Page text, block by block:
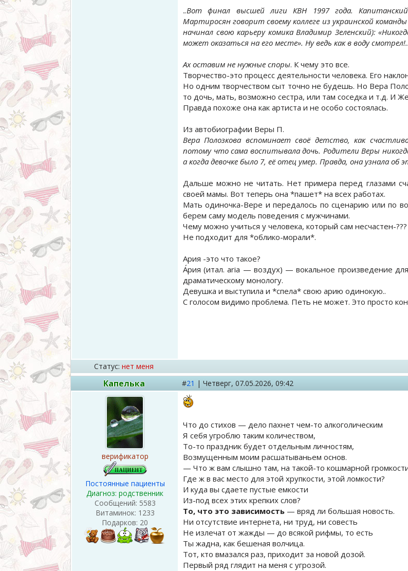
..Вот финал высшей лиги КВН 1997 года.
Мартиросян говорит своему коллеге из украинской
начинал свою карьеру комика Владимир Зеленский):
может оказаться на его месте». Ну ведь как в воду
Ах оставим не нужные споры. К чему это все.
Творчество-это процесс деятельности человека. Его
Но одним творчеством сыт точно не будешь. Но Вера
то дочь, мать, возможно сестра, или там соседка и т.д. И
Правда похоже она как артиста и не особо состоялась.
Из автобиографии Веры П.
Вера Полозкова вспоминает своё детство, как
потому что сама воспитывала дочь. Родители Веры
а когда девочке было 7, её отец умер. Правда, она узнала об
Дальше можно не читать. Нет примера перед глазами
своей мамы. Вот теперь она *пашет* на всех работах.
Мать одиночка-Вере и передалось по сценарию или по
берем саму модель поведения с мужчинами.
Чему можно учиться у человека, который сам несчастен-
Не подходит для *облико-морали*.
Ария -это что такое?
А́рия (итал. aria — воздух) — вокальное произведение
драматическому монологу.
Девушка и выступила и *спела* свою арию одинокую..
С голосом видимо проблема. Петь не может. Это просто
Статус: нет меня
Капелька #21 | Четверг, 07.05.2026, 09:42
верификатор
Постоянные пациенты
Диагноз: родственник
Сообщений: 5583
Витаминок: 1233
Подарков: 20
Что до стихов — дело пахнет чем-то алкоголическим
Я себя угроблю таким количеством,
То-то праздник будет отдельным личностям,
Возмущенным моим расшатываньем основ.
— Что ж вам слышно там, на такой-то кошмарной
Где ж в вас место для этой хрупкости, этой ломкости?
И куда вы сдаете пустые емкости
Из-под всех этих крепких слов?
То, что это зависимость — вряд ли большая новость.
Ни отсутствие интернета, ни труд, ни совесть
Не излечат от жажды — до всякой рифмы, то есть
Ты жадна, как бешеная волчица.
Тот, кто вмазался раз, приходит за новой дозой.
Первый ряд глядит на меня с угрозой.